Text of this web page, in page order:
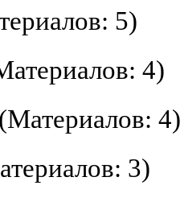
5)
4)
(Материалов: 4)
3)